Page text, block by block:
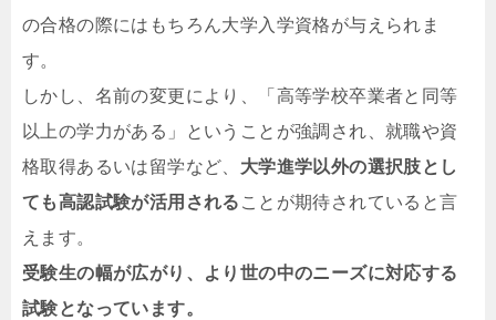
の合格の際にはもちろん大学入学資格が与えられま
す。
しかし、名前の変更により、「高等学校卒業者と同等
以上の学力がある」ということが強調され、就職や資
格取得あるいは留学など、 大学進学以外の選択肢とし
ても高認試験が活用される ことが期待されていると言
えます。
受験生の幅が広がり、より世の中のニーズに対応する
試験となっています。